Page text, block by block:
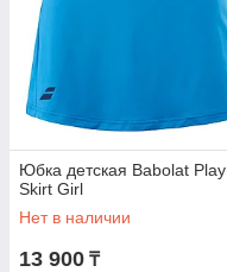
Юбка детская Babolat Play
Skirt Girl
Нет в наличии
13 900 ₸